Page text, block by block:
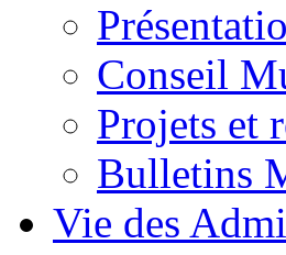
Conseil
Projets et
Bulletins
Vie des